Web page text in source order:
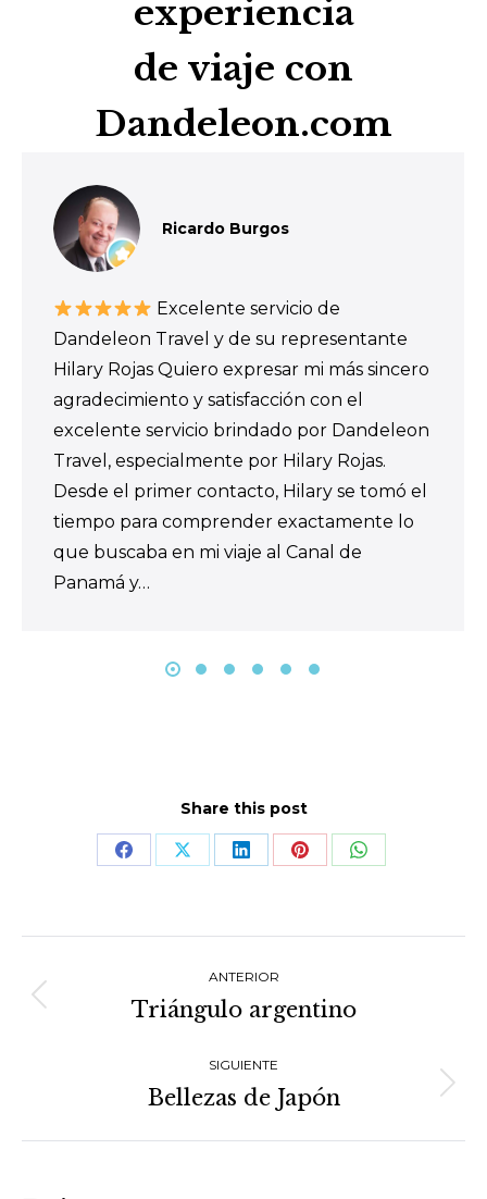
experiencia
de viaje con
Dandeleon.com
Ricardo Burgos
Excelente servicio de
Dandeleon Travel y de su representante
Hilary Rojas Quiero expresar mi más sincero
agradecimiento y satisfacción con el
excelente servicio brindado por Dandeleon
Travel, especialmente por Hilary Rojas.
Desde el primer contacto, Hilary se tomó el
tiempo para comprender exactamente lo
que buscaba en mi viaje al Canal de
Panamá y…
Share this post
Share Share Share Share Share
entre
proyectos
ANTERIOR
Proyecto
Triángulo argentino
SIGUIENTE
Proyecto
Bellezas de Japón